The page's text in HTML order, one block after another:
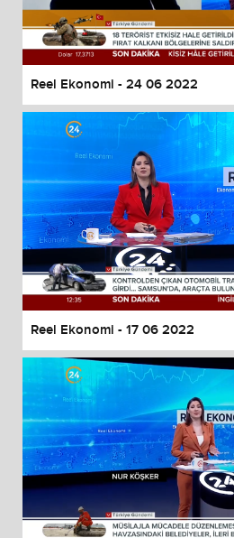
Reel Ekonomi - 24 06 2022
Reel Ekonomi - 17 06 2022